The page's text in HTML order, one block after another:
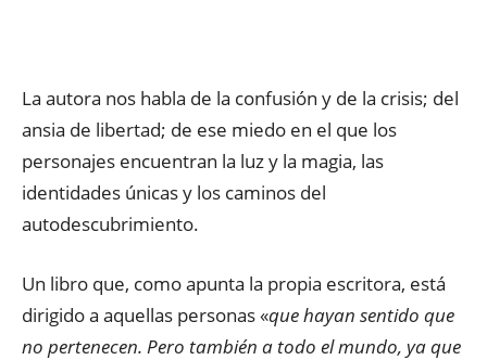
La autora nos habla de la confusión y de la crisis; del
ansia de libertad; de ese miedo en el que los
personajes encuentran la luz y la magia, las
identidades únicas y los caminos del
autodescubrimiento.
Un libro que, como apunta la propia escritora, está
dirigido a aquellas personas «que hayan sentido que
no pertenecen. Pero también a todo el mundo, ya que